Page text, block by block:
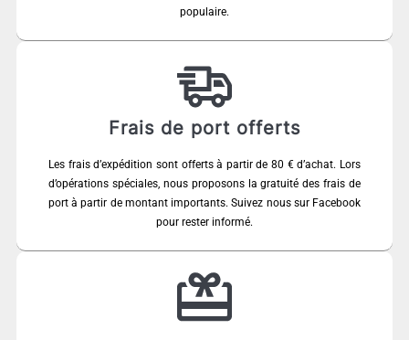
populaire.
Frais de port offerts
Les frais d’expédition sont offerts à partir de 80 € d’achat. Lors
d’opérations spéciales, nous proposons la gratuité des frais de
port à partir de montant importants. Suivez nous sur Facebook
pour rester informé.